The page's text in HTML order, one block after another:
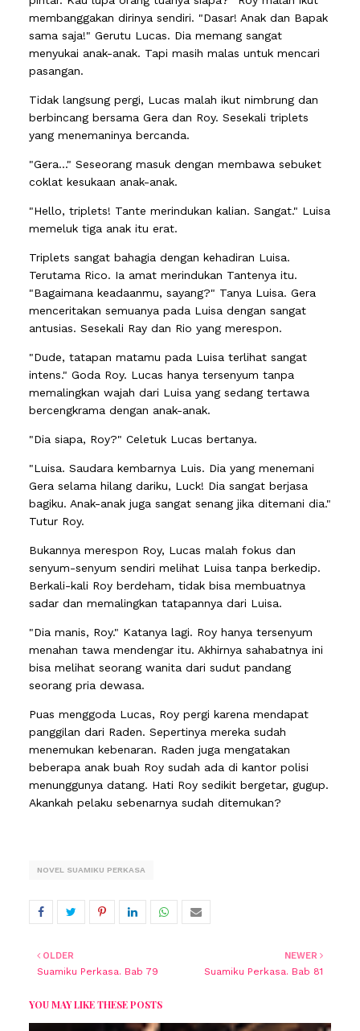
membanggakan dirinya sendiri. "Dasar! Anak dan Bapak
sama saja!" Gerutu Lucas. Dia memang sangat
menyukai anak-anak. Tapi masih malas untuk mencari
pasangan.
Tidak langsung pergi, Lucas malah ikut nimbrung dan
berbincang bersama Gera dan Roy. Sesekali triplets
yang menemaninya bercanda.
"Gera..." Seseorang masuk dengan membawa sebuket
coklat kesukaan anak-anak.
"Hello, triplets! Tante merindukan kalian. Sangat." Luisa
memeluk tiga anak itu erat.
Triplets sangat bahagia dengan kehadiran Luisa.
Terutama Rico. Ia amat merindukan Tantenya itu.
"Bagaimana keadaanmu, sayang?" Tanya Luisa. Gera
menceritakan semuanya pada Luisa dengan sangat
antusias. Sesekali Ray dan Rio yang merespon.
"Dude, tatapan matamu pada Luisa terlihat sangat
intens." Goda Roy. Lucas hanya tersenyum tanpa
memalingkan wajah dari Luisa yang sedang tertawa
bercengkrama dengan anak-anak.
"Dia siapa, Roy?" Celetuk Lucas bertanya.
"Luisa. Saudara kembarnya Luis. Dia yang menemani
Gera selama hilang dariku, Luck! Dia sangat berjasa
bagiku. Anak-anak juga sangat senang jika ditemani dia."
Tutur Roy.
Bukannya merespon Roy, Lucas malah fokus dan
senyum-senyum sendiri melihat Luisa tanpa berkedip.
Berkali-kali Roy berdeham, tidak bisa membuatnya
sadar dan memalingkan tatapannya dari Luisa.
"Dia manis, Roy." Katanya lagi. Roy hanya tersenyum
menahan tawa mendengar itu. Akhirnya sahabatnya ini
bisa melihat seorang wanita dari sudut pandang
seorang pria dewasa.
Puas menggoda Lucas, Roy pergi karena mendapat
panggilan dari Raden. Sepertinya mereka sudah
menemukan kebenaran. Raden juga mengatakan
beberapa anak buah Roy sudah ada di kantor polisi
menunggunya datang. Hati Roy sedikit bergetar, gugup.
Akankah pelaku sebenarnya sudah ditemukan?
NOVEL SUAMIKU PERKASA
NEWER
Suamiku Perkasa. Bab 81
OLDER
Suamiku Perkasa. Bab 79
YOU MAY LIKE THESE POSTS